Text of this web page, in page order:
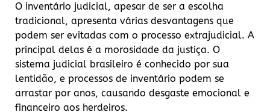
O inventário judicial, apesar de ser a escolha
tradicional, apresenta várias desvantagens que
podem ser evitadas com o processo extrajudicial. A
principal delas é a morosidade da justiça. O
sistema judicial brasileiro é conhecido por sua
lentidão, e processos de inventário podem se
arrastar por anos, causando desgaste emocional e
financeiro aos herdeiros.